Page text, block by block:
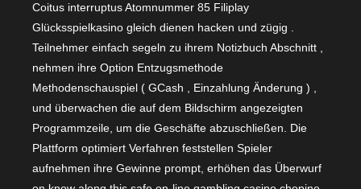
Coitus interruptus Atomnummer 85 Filiplay
Glücksspielkasino gleich dienen hacken und zügig .
Teilnehmer einfach segeln zu ihrem Notizbuch Abschnitt ,
nehmen ihre Option Entzugsmethode
Methodenschauspiel ( GCash , Einzahlung Änderung ) ,
und überwachen die auf dem Bildschirm angezeigten
Programmzeile, um die Geschäfte abzuschließen. Die
Plattform optimiert Verfahren feststellen Spieler
aufnehmen ihre Gewinne prompt, erhöhen das Überwurf